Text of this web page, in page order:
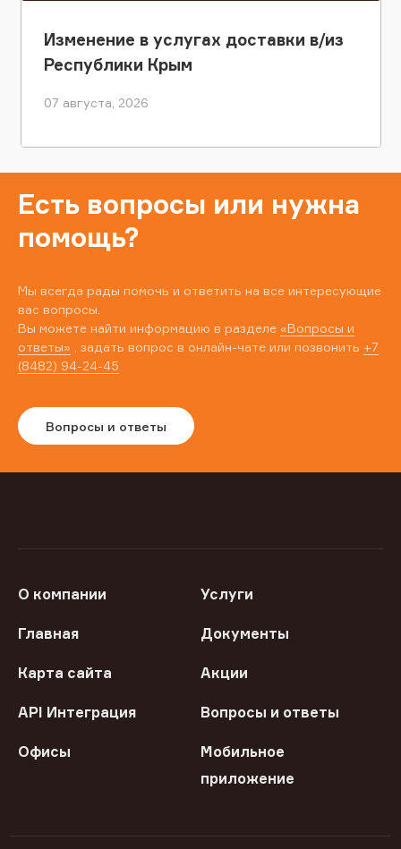
Изменение в услугах доставки в/из
Республики Крым
07 августа, 2026
Есть вопросы или нужна
помощь?
Мы всегда рады помочь и ответить на все интересующие
вас вопросы.
Вы можете найти информацию в разделе «Вопросы и
ответы» , задать вопрос в онлайн-чате или позвонить +7
(8482) 94-24-45
Вопросы и ответы
О компании Услуги
Главная Документы
Карта сайта Акции
API Интеграция Вопросы и ответы
Офисы
Мобильное
приложение